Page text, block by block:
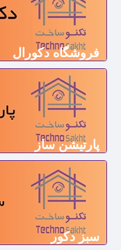
فروشگاه دکورال
پارتیشن ساز
سبز دکور